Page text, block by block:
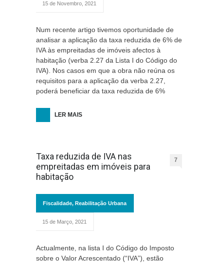
15 de Novembro, 2021
Num recente artigo tivemos oportunidade de
analisar a aplicação da taxa reduzida de 6% de
IVA às empreitadas de imóveis afectos à
habitação (verba 2.27 da Lista I do Código do
IVA). Nos casos em que a obra não reúna os
requisitos para a aplicação da verba 2.27,
poderá beneficiar da taxa reduzida de 6%
LER MAIS
Taxa reduzida de IVA nas
empreitadas em imóveis para
habitação
7
Fiscalidade, Reabilitação Urbana
15 de Março, 2021
Actualmente, na lista I do Código do Imposto
sobre o Valor Acrescentado (“IVA”), estão